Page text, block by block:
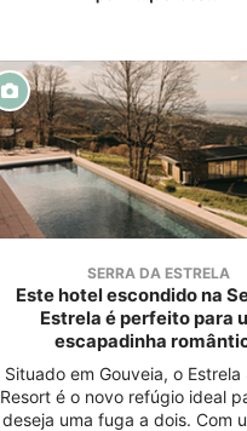
SERRA DA ESTRELA
Este hotel escondido na
Estrela é perfeito para
escapadinha
Situado em Gouveia, o
Resort é o novo refúgio ideal
deseja uma fuga a dois. Com